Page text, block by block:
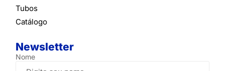
Tubos
Catálogo
Newsletter
Nome